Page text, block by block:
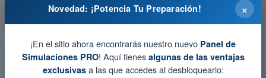
Examen en PDF Drones A1-A3 - Reglamentación de la
aviación ×
Novedad: ¡Potencia Tu Preparación!
¡En el sitio ahora encontrarás nuestro nuevo Panel de
Simulaciones PRO! Aquí tienes algunas de las ventajas
exclusivasa las que accedes al desbloquearlo: